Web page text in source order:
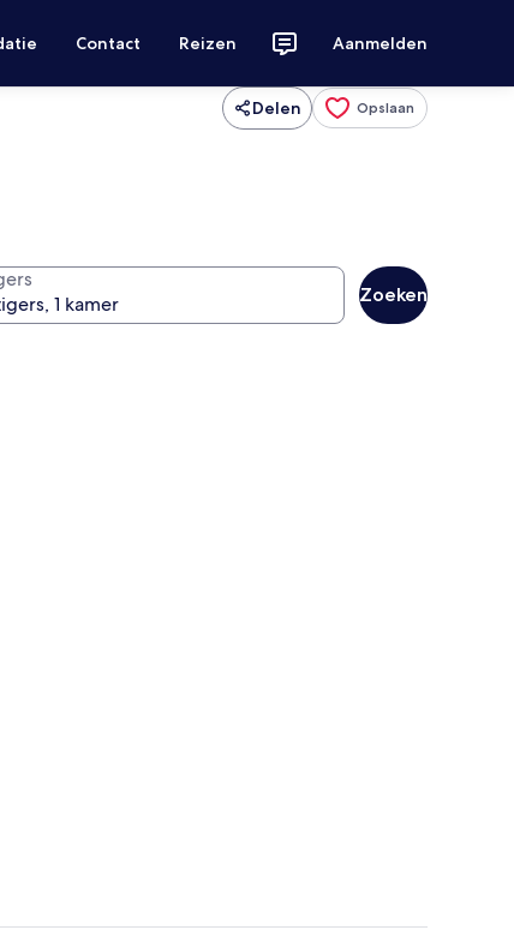
Contact Reizen Aanmelden
Delen Opslaan
Zoeken